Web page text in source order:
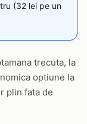
(32 lei pe un
trecuta, la
optiune la
plin fata de